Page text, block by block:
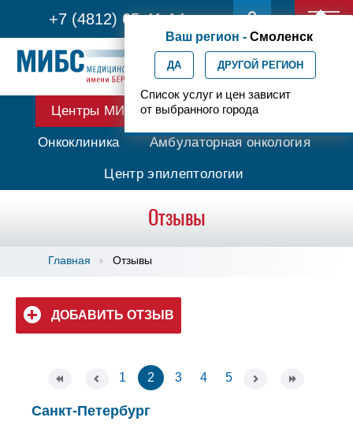
+7 (4812) 65-41-14
Ваш регион - Смоленск
ДА ДРУГОЙ РЕГИОН
Список услуг и цен зависит
от выбранного города
Центры МИБС Протонная терапия
Онкоклиника Амбулаторная онкология
Центр эпилептологии
Отзывы
Главная Отзывы
ДОБАВИТЬ ОТЗЫВ
1 2 3 4 5
Санкт-Петербург